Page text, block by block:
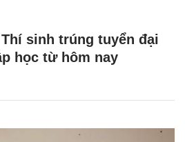
sinh trúng tuyển đại
học từ hôm nay